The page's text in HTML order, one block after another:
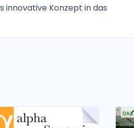
innovative Konzept in das